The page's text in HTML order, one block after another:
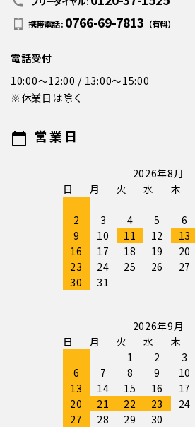
携帯電話 : 0766-69-7813 （有料）
電話受付
10:00～12:00 / 13:00～15:00
※休業日は除く
calendar_today 営業日
2026年8月
日
月 火 水 木
2
3 4 5 6
9
10 11 12 13
16
17 18 19 20
23
24 25 26 27
30
31
2026年9月
日
月 火 水 木
1
2 3
6
7 8 9 10
13
14 15 16 17
20
21 22 23 24
27
28 29
30